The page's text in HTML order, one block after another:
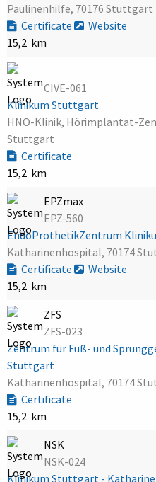
Paulinenhilfe, 70176 Stuttgart
Certificate
Website
15,2 km
CIVE-061
Klinikum Stuttgart
HNO-Klinik, Hörimplantat-
Stuttgart
Certificate
15,2 km
EPZmax
EPZ-560
EndoProthetikZentrum
Katharinenhospital, 70174
Certificate
Website
15,2 km
ZFS
ZFS-023
Zentrum für Fuß- und
Stuttgart
Katharinenhospital, 70174
Certificate
15,2 km
NSK
NSK-024
Klinikum Stuttgart -